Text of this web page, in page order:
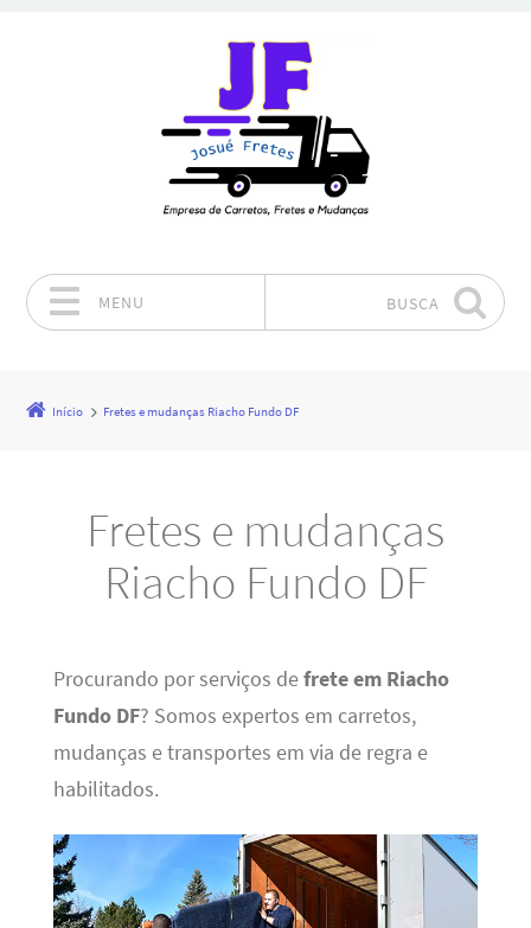
MENU BUSCA
Início Fretes e mudanças Riacho Fundo DF
Fretes e mudanças
Riacho Fundo DF
Procurando por serviços defrete em Riacho
Fundo DF? Somos expertos em carretos,
mudanças e transportes em via de regra e
habilitados.